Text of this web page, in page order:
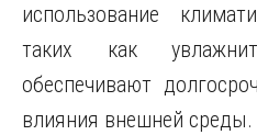
использование
таких как
обеспечивают
влияния внешней среды.